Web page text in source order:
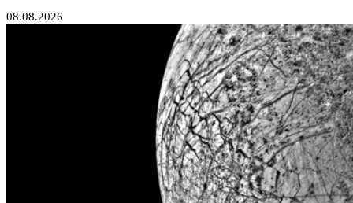
08.08.2026